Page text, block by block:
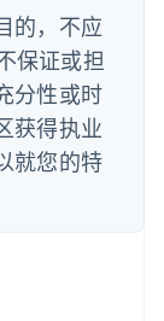
的，不应
保证或担
分性或时
获得执业
就您的特